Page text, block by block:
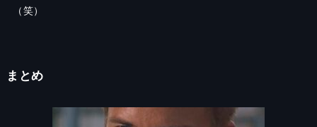
（笑）
まとめ